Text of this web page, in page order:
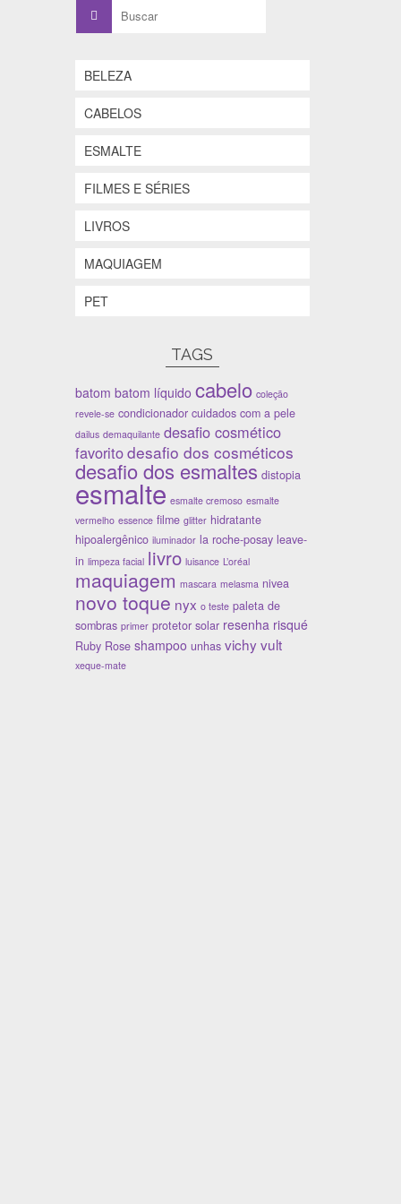
por:
BELEZA
CABELOS
ESMALTE
FILMES E SÉRIES
LIVROS
MAQUIAGEM
PET
TAGS
batom batom líquido cabelo coleção
revele-se condicionador cuidados com a pele
dailus demaquilante desafio cosmético
favoritodesafio dos cosméticos
desafio dos esmaltes distopia
esmalte esmalte cremoso esmalte
vermelho essence filme glitter hidratante
hipoalergênico iluminador la roche-posay leave-
in limpeza facial livro luisance L’oréal
maquiagem mascara melasma nivea
novo toque nyx o teste paleta de
sombras primer protetor solar resenha risqué
Ruby Rose shampoo unhas vichy vult
xeque-mate